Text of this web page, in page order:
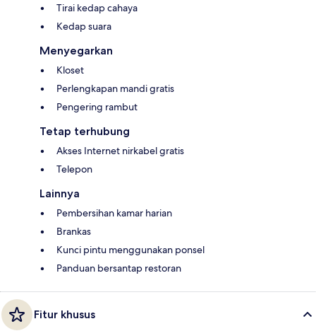
Tirai kedap cahaya
Kedap suara
Menyegarkan
Kloset
Perlengkapan mandi gratis
Pengering rambut
Tetap terhubung
Akses Internet nirkabel gratis
Telepon
Lainnya
Pembersihan kamar harian
Brankas
Kunci pintu menggunakan ponsel
Panduan bersantap restoran
Fitur khusus